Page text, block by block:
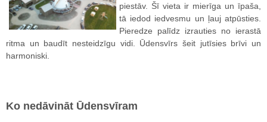
piestāv. Šī vieta ir mierīga un īpaša,
tā iedod iedvesmu un ļauj atpūsties.
Pieredze palīdz izrauties no ierastā
ritma un baudīt nesteidzīgu vidi. Ūdensvīrs šeit jutīsies brīvi un
harmoniski.
Ko nedāvināt Ūdensvīram